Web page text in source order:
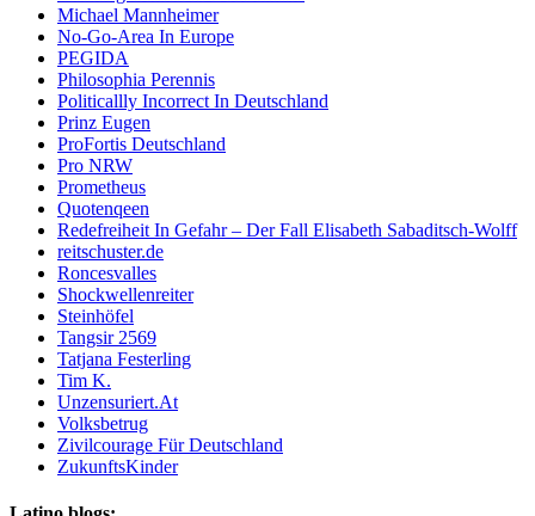
Michael Mannheimer
No-Go-Area In Europe
PEGIDA
Philosophia Perennis
Politicallly Incorrect In Deutschland
Prinz Eugen
ProFortis Deutschland
Pro NRW
Prometheus
Quotenqeen
Redefreiheit In Gefahr – Der Fall Elisabeth Sabaditsch-Wolff
reitschuster.de
Roncesvalles
Shockwellenreiter
Steinhöfel
Tangsir 2569
Tatjana Festerling
Tim K.
Unzensuriert.At
Volksbetrug
Zivilcourage Für Deutschland
ZukunftsKinder